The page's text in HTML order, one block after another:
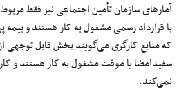
آمارهای سازمان تأمین اجتماعی نیز فقط
با قرارداد رسمی مشغول به کار هستند و
که منابع کارگری می‌گویند بخش قابل توجهی از
سفیدامضا یا موقت مشغول به کار هستند و
نمی‌کند.